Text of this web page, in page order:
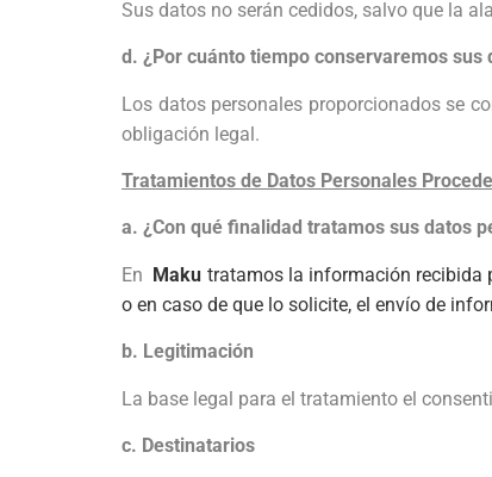
Sus datos no serán cedidos, salvo que la
d. ¿Por cuánto tiempo conservaremos sus
Los datos personales proporcionados se
obligación legal.
Tratamientos de Datos Personales
a. ¿Con qué finalidad tratamos sus datos
En Maku tratamos la información recibida
o en caso de que lo solicite, el envío de
b. Legitimación
La base legal para el tratamiento el
c. Destinatarios